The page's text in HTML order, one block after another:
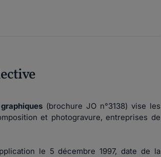
(brochure JO n°3138) vise les
et photogravure, entreprises de
le 5 décembre 1997, date de la